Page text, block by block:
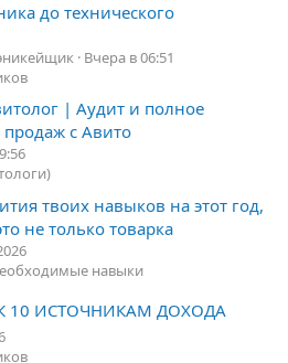
до технического
Вчера в 06:51
| Аудит и полное
с Авито
твоих навыков на этот год,
не только товарка
навыки
10 ИСТОЧНИКАМ ДОХОДА